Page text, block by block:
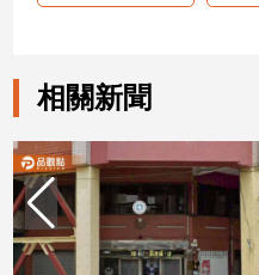
建
室
內
設
計
旅
相關新聞